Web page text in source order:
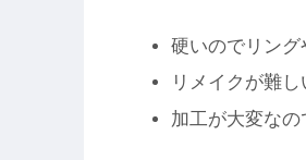
硬いのでリン
リメイクが難し
加工が大変な